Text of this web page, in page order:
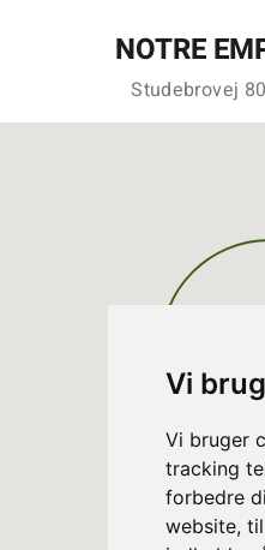
Vi
Vi bruger
tracking
forbedre
website,
NOTRE
Studebrovej